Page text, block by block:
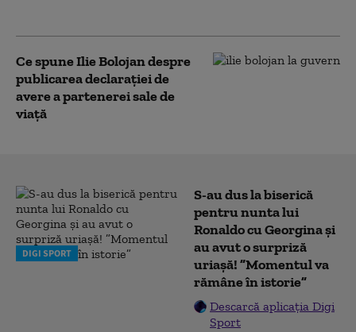
Ce spune Ilie Bolojan despre
publicarea declarației de
avere a partenerei sale de
viață
DIGI SPORT
S-au dus la biserică
pentru nunta lui
Ronaldo cu Georgina și
au avut o surpriză
uriașă! ”Momentul va
rămâne în istorie”
Descarcă aplicația Digi
Sport